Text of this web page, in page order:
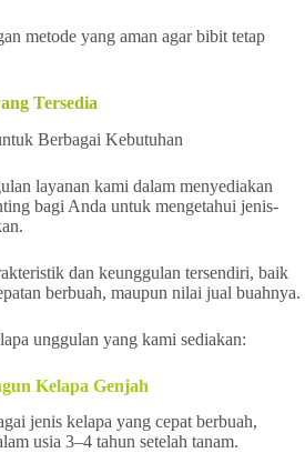
metode yang aman agar bibit tetap
Tersedia
Berbagai Kebutuhan
layanan kami dalam menyediakan
bagi Anda untuk mengetahui jenis-
dan keunggulan tersendiri, baik
berbuah, maupun nilai jual buahnya.
unggulan yang kami sediakan:
Kelapa Genjah
jenis kelapa yang cepat berbuah,
usia 3–4 tahun setelah tanam.